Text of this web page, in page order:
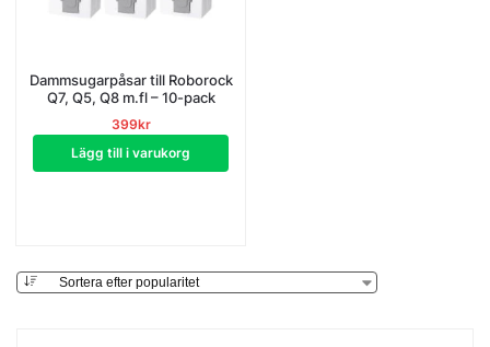
Dammsugarpåsar till Roborock
Q7, Q5, Q8 m.fl – 10-pack
399kr
Lägg till i varukorg